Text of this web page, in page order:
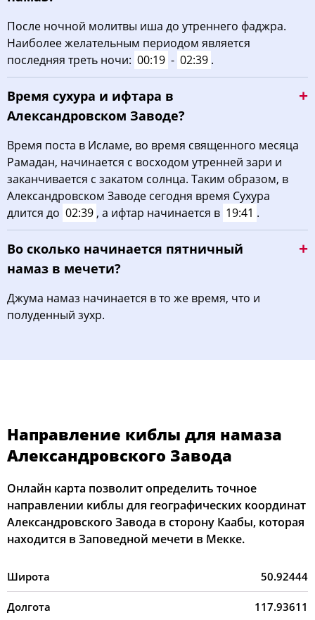
03:30 05:18 12:09 15:54 18:59 20:39
03:32 05:20 12:09 15:53 18:57
После ночной молитвы иша до утреннего фаджра.
Наиболее желательным периодом является
последняя треть ночи: 00:19 - 02:39 .
Время сухура и ифтара в
Александровском Заводе?
Время поста в Исламе, во время священного месяца
Рамадан, начинается с восходом утренней зари и
заканчивается с закатом солнца. Таким образом, в
Александровском Заводе сегодня время Сухура
длится до 02:39 , а ифтар начинается в 19:41 .
Во сколько начинается пятничный
намаз в мечети?
Джума намаз начинается в то же время, что и
полуденный зухр.
Направление киблы для намаза
Александровского Завода
Онлайн карта позволит определить точное
направлении киблы для географических координат
Александровского Завода в сторону Каабы, которая
находится в Заповедной мечети в Мекке.
Широта 50.92444
Долгота 117.93611